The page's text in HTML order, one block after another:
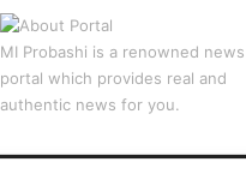
MI Probashi is a renowned news
portal which provides real and
authentic news for you.